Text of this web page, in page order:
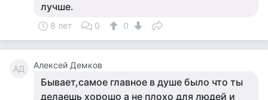
лучше.
8 лет 0 0
АД Алексей Демков
Бывает,самое главное в душе было что ты
делаешь хорошо а не плохо для людей и